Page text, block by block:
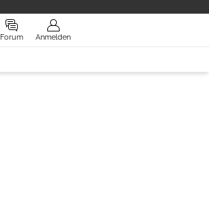
Forum Anmelden